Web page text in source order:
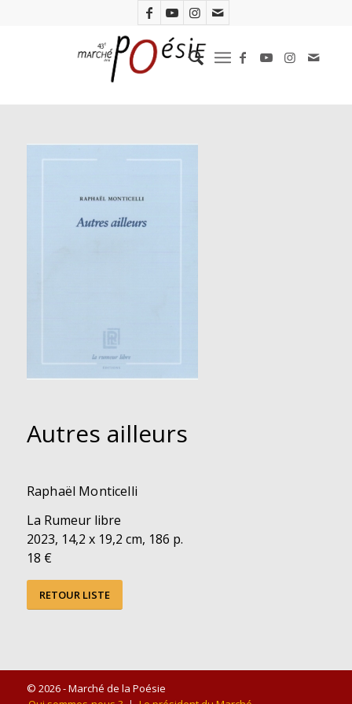
Autres ailleurs
Raphaël Monticelli
La Rumeur libre
2023, 14,2 x 19,2 cm, 186 p.
18 €
RETOUR LISTE
© 2026 - Marché de la Poésie